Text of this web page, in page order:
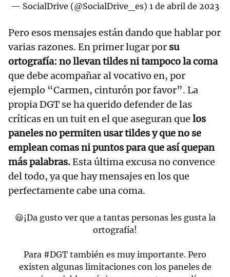
— SocialDrive (@SocialDrive_es) 1 de abril de 2023
Pero esos mensajes están dando que hablar por
varias razones. En primer lugar por su
ortografía: no llevan tildes ni tampoco la coma
que debe acompañar al vocativo en, por
ejemplo “Carmen, cinturón por favor”. La
propia DGT se ha querido defender de las
críticas en un tuit en el que aseguran que los
paneles no permiten usar tildes y que no se
emplean comas ni puntos para que así quepan
más palabras.Esta última excusa no convence
del todo, ya que hay mensajes en los que
perfectamente cabe una coma.
😃¡Da gusto ver que a tantas personas les gusta la
ortografía!
Para #DGT también es muy importante. Pero
existen algunas limitaciones con los paneles de